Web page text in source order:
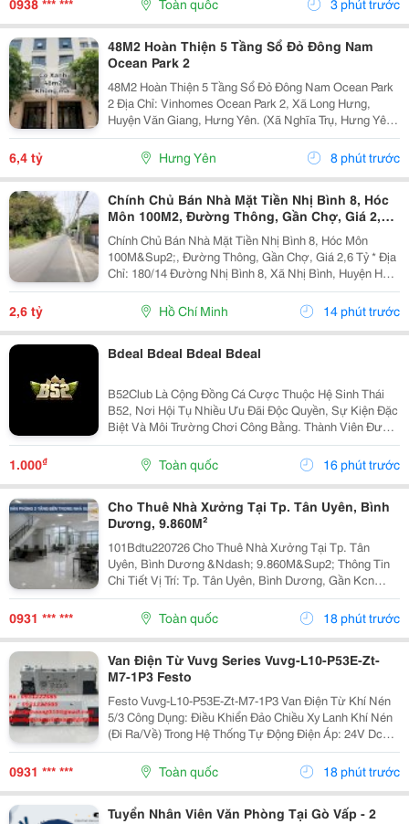
0938 *** *** Toàn quốc 3 phút trước
48M2 Hoàn Thiện 5 Tầng Sổ Đỏ Đông Nam
Ocean Park 2
48M2 Hoàn Thiện 5 Tầng Sổ Đỏ Đông Nam Ocean Park
2 Địa Chỉ: Vinhomes Ocean Park 2, Xã Long Hưng,
Huyện Văn Giang, Hưng Yên. (Xã Nghĩa Trụ, Hưng Yên
Mới) - Liền Kề 48M&Sup2; Cọ Xanh Hoàn Thiện 5 Tầng
6.4 Tỷ (Giá Bán Nhanh). - Liền Kề 48M&Sup2; Hải...
6,4 tỷ Hưng Yên 8 phút trước
Chính Chủ Bán Nhà Mặt Tiền Nhị Bình 8, Hóc
Môn 100M2, Đường Thông, Gần Chợ, Giá 2,6
Tỷ
Chính Chủ Bán Nhà Mặt Tiền Nhị Bình 8, Hóc Môn
100M&Sup2;, Đường Thông, Gần Chợ, Giá 2,6 Tỷ * Địa
Chỉ: 180/14 Đường Nhị Bình 8, Xã Nhị Bình, Huyện Hóc
Môn, Tp.hcm Cũ. - Địa Chỉ Sau Sáp Nhập: Xã Đông
Thạnh, Tp.hcm. - Diện Tích: 4M X 25M, Tổng...
2,6 tỷ Hồ Chí Minh 14 phút trước
Bdeal Bdeal Bdeal Bdeal
B52Club Là Cộng Đồng Cá Cược Thuộc Hệ Sinh Thái
B52, Nơi Hội Tụ Nhiều Ưu Đãi Độc Quyền, Sự Kiện Đặc
Biệt Và Môi Trường Chơi Công Bằng. Thành Viên Được
Trải Nghiệm Dịch Vụ Chất Lượng Cao Và Cơ Hội Nhận
Thưởng Lớn.
1.000₫ Toàn quốc 16 phút trước
Cho Thuê Nhà Xưởng Tại Tp. Tân Uyên, Bình
Dương, 9.860M²
101Bdtu220726 Cho Thuê Nhà Xưởng Tại Tp. Tân
Uyên, Bình Dương &Ndash; 9.860M&Sup2; Thông Tin
Chi Tiết Vị Trí: Tp. Tân Uyên, Bình Dương, Gần Kcn
Nam Tân Uyên Mở Rộng. Tổng Diện Tích Khuôn Viên:
22.000M&Sup2; Diện Tích Sử Dụng Tổng Diện Tích
0931 *** *** Toàn quốc 18 phút trước
Van Điện Từ Vuvg Series Vuvg-L10-P53E-Zt-
M7-1P3 Festo
Festo Vuvg-L10-P53E-Zt-M7-1P3 Van Điện Từ Khí Nén
5/3 Công Dụng: Điều Khiển Đảo Chiều Xy Lanh Khí Nén
(Đi Ra/Về) Trong Hệ Thống Tự Động Điện Áp: 24V Dc
Các Dòng Festo Tương Tự: Vuvg-L10-P53E-Zt-M7-1P3,
Vuvg-L10-T32C-Mt-M5-1R8L,...
0931 *** *** Toàn quốc 18 phút trước
Tuyển Nhân Viên Văn Phòng Tại Gò Vấp - 2